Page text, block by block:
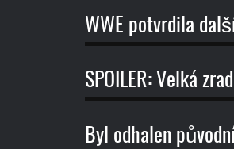
WWE potvrdila
SPOILER: Velká
Byl odhalen